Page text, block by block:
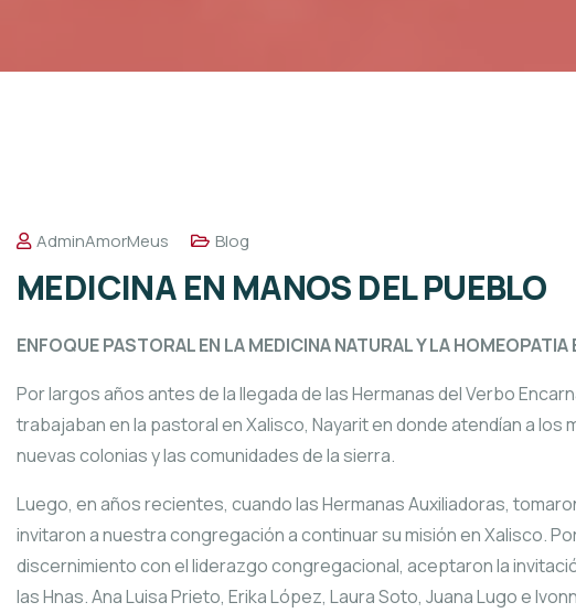
AdminAmorMeus Blog
MEDICINA EN MANOS DEL PUEBLO
ENFOQUE PASTORAL EN LA MEDICINA NATURAL Y LA HOMEOPATIA
Por largos años antes de la llegada de las Hermanas del Verbo
trabajaban en la pastoral en Xalisco, Nayarit en donde atendían a
nuevas colonias y las comunidades de la sierra.
Luego, en años recientes, cuando las Hermanas Auxiliadoras,
invitaron a nuestra congregación a continuar su misión en Xalisco.
discernimiento con el liderazgo congregacional, aceptaron la
las Hnas. Ana Luisa Prieto, Erika López, Laura Soto, Juana Lugo e